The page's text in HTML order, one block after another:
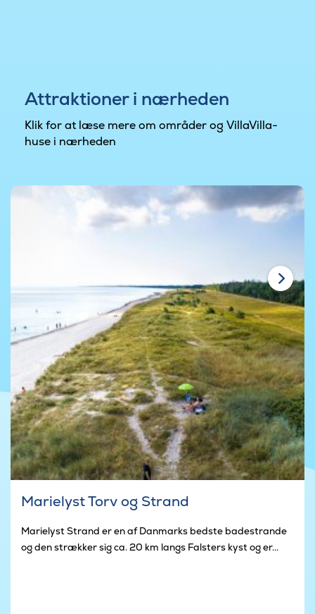
Attraktioner i nærheden
Klik for at læse mere om områder og VillaVilla-
huse i nærheden
Marielyst Torv og Strand
Marielyst Strand er en af Danmarks bedste badestrande
og den strækker sig ca. 20 km langs Falsters kyst og er...